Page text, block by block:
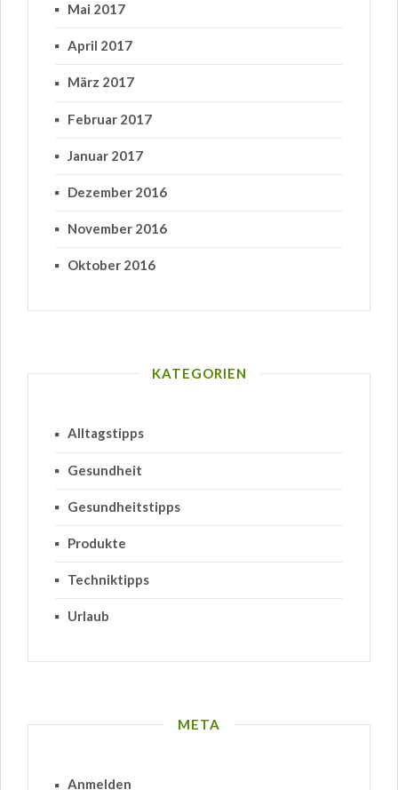
Mai 2017
April 2017
März 2017
Februar 2017
Januar 2017
Dezember 2016
November 2016
Oktober 2016
KATEGORIEN
Alltagstipps
Gesundheit
Gesundheitstipps
Produkte
Techniktipps
Urlaub
META
Anmelden